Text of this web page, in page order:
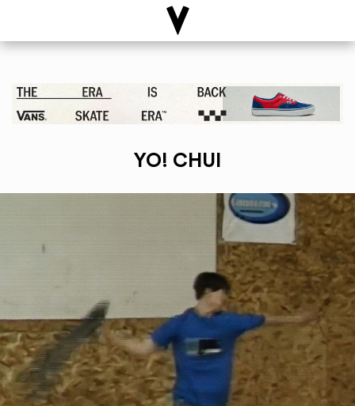
YO! CHUI